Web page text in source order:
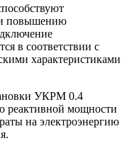
и повышению
в соответствии с
характеристиками
УКРМ 0.4
реактивной мощности
на электроэнергию